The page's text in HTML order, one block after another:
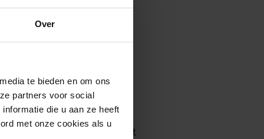
Over
te bieden en om ons
partners voor social
die u aan ze heeft
met onze cookies als u
opgelegd. Tegen
niet tijdig heeft betaald,
betalen en daarbij € 8
heeft tegen de
heeft het